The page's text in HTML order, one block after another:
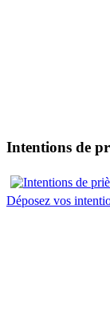
Intentions de
Déposez vos